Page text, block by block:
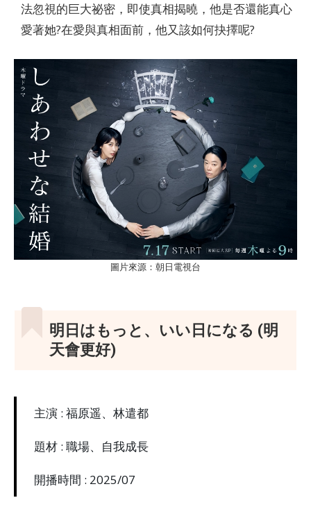
法忽視的巨大祕密，即使真相揭曉，他是否還能真心
愛著她?在愛與真相面前，他又該如何抉擇呢?
圖片來源：朝日電視台
明日はもっと、いい日になる (明
天會更好)
主演 : 福原遥、林遣都
題材 : 職場、自我成長
開播時間 : 2025/07